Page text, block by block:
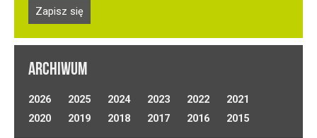
ARCHIWUM
2026 2025 2024 2023 2022
2021
2020
2019 2018 2017 2016 2015
Preparaty biologiczne
nawadniania w uprawie
warzyw polowych.
Uprawa ogórków